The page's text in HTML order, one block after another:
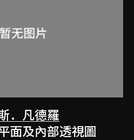
．凡德羅
面及內部透視圖